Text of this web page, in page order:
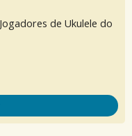
de Ukulele do